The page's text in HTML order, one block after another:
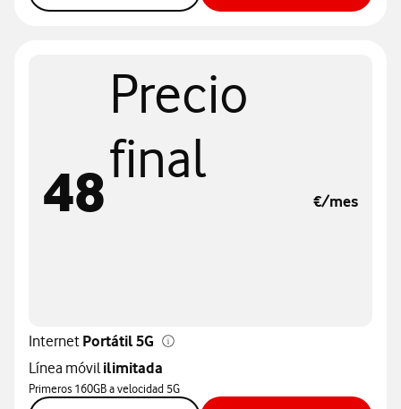
48 €/mes
Precio
final
Internet Portátil 5G
Línea móvililimitada
Primeros 160GB a velocidad 5G